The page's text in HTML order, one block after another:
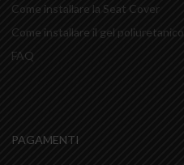
Come installare la Seat Cover
Come installare il gel poliuretanico
FAQ
PAGAMENTI